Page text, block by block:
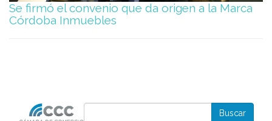
Se firmó el convenio que da origen a la Marca
Córdoba Inmuebles